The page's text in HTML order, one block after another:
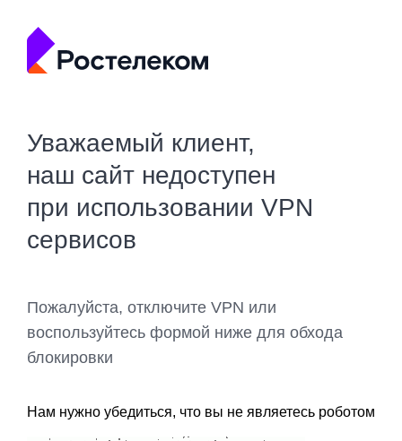
Уважаемый клиент,
наш сайт недоступен
при использовании VPN
сервисов
Пожалуйста, отключите VPN или
воспользуйтесь формой ниже для обхода
блокировки
Нам нужно убедиться, что вы не являетесь роботом